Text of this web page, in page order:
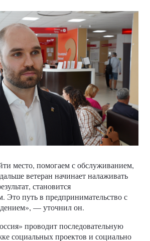
место, помогаем с обслуживанием,
ветеран начинает налаживать
становится
Это путь в предпринимательство с
— уточнил он.
проводит последовательную
социальных проектов и социально